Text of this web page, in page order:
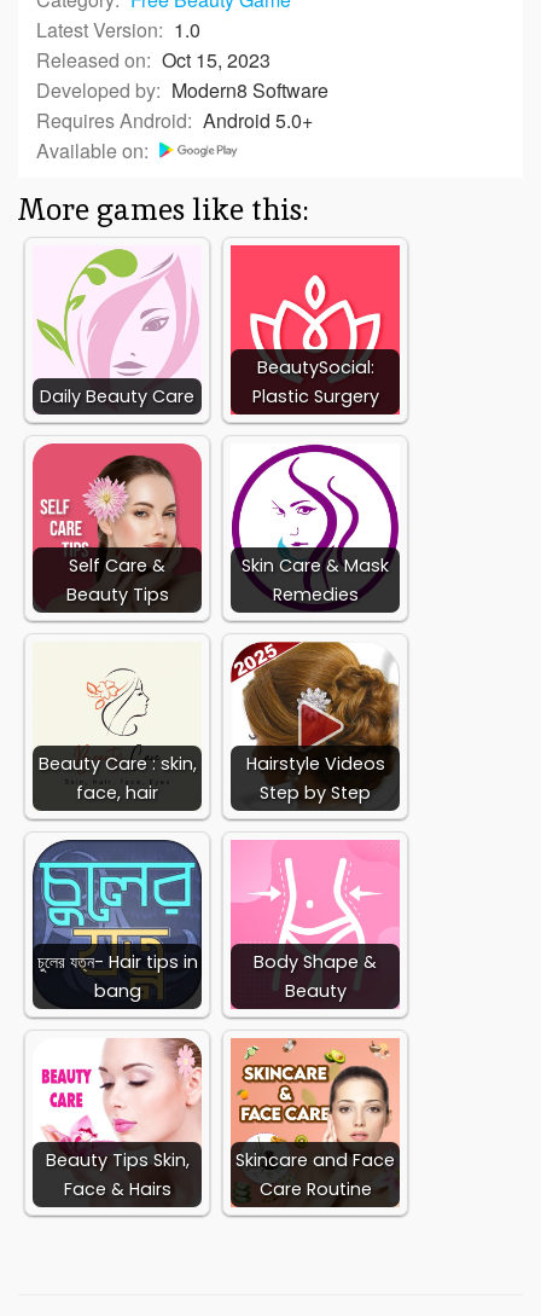
Latest Version: 1.0
Released on: Oct 15, 2023
Developed by: Modern8 Software
Requires Android: Android 5.0+
Available on:
More games like this:
Daily Beauty Care
BeautySocial:
Plastic Surgery
Self Care &
Beauty Tips
Skin Care & Mask
Remedies
Beauty Care : skin,
face, hair
Hairstyle Videos
Step by Step
চুলের যত্ন- Hair tips in
bang
Body Shape &
Beauty
Beauty Tips Skin,
Face & Hairs
Skincare and Face
Care Routine